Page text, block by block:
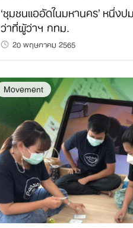
‘ชุมชนแออัดในมหานคร’ หนึ่ง
ว่าที่ผู้ว่าฯ กทม.
20 พฤษภาคม 2565
Movement